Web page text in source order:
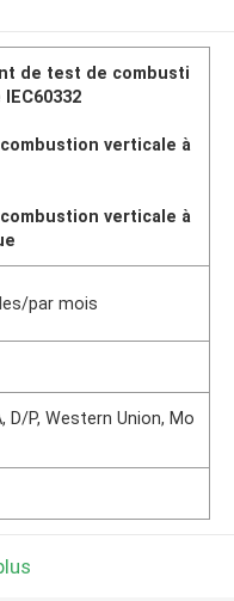
de test de combusti
verticale à
verticale à
par mois
D/P, Western Union, Mo